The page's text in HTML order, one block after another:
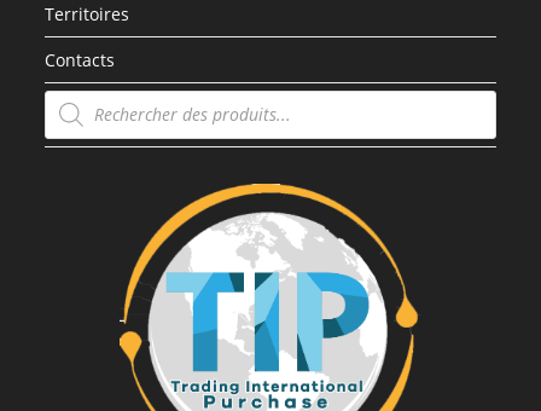
Territoires
Contacts
Recherche
de
produits